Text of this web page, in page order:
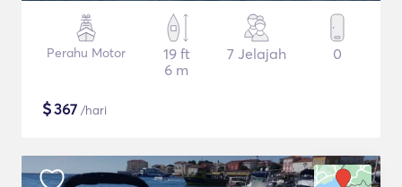
Perahu Motor
19 ft
6 m
7 Jelajah 0
$367 /hari